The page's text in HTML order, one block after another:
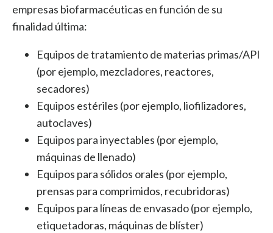
empresas biofarmacéuticas en función de su
finalidad última:
Equipos de tratamiento de materias primas/API
(por ejemplo, mezcladores, reactores,
secadores)
Equipos estériles (por ejemplo, liofilizadores,
autoclaves)
Equipos para inyectables (por ejemplo,
máquinas de llenado)
Equipos para sólidos orales (por ejemplo,
prensas para comprimidos, recubridoras)
Equipos para líneas de envasado (por ejemplo,
etiquetadoras, máquinas de blíster)